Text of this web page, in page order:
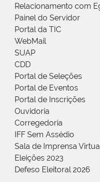
Relacionamento com
Painel do Servidor
Portal da TIC
WebMail
SUAP
CDD
Portal de Seleções
Portal de Eventos
Portal de Inscrições
Ouvidoria
Corregedoria
IFF Sem Assédio
Sala de Imprensa
Eleições 2023
Defeso Eleitoral 2026